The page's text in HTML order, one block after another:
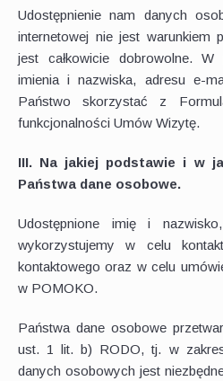
Udostępnienie nam danych
internetowej nie jest warunkiem
jest całkowicie dobrowolne. W
imienia i nazwiska, adresu e-
Państwo skorzystać z
funkcjonalności Umów Wizytę.
III. Na jakiej podstawie i w
Państwa dane osobowe.
Udostępnione imię i
wykorzystujemy w celu
kontaktowego oraz w celu
w POMOKO.
Państwa dane osobowe
ust. 1 lit. b) RODO, tj. w
danych osobowych jest